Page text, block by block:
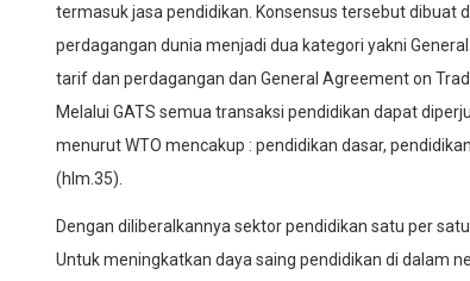
termasuk jasa pendidikan. Konsensus tersebut dibuat
perdagangan dunia menjadi dua kategori yakni
tarif dan perdagangan dan General Agreement on
Melalui GATS semua transaksi pendidikan dapat
menurut WTO mencakup : pendidikan dasar,
(hlm.35).
Dengan diliberalkannya sektor pendidikan satu per
Untuk meningkatkan daya saing pendidikan di dalam